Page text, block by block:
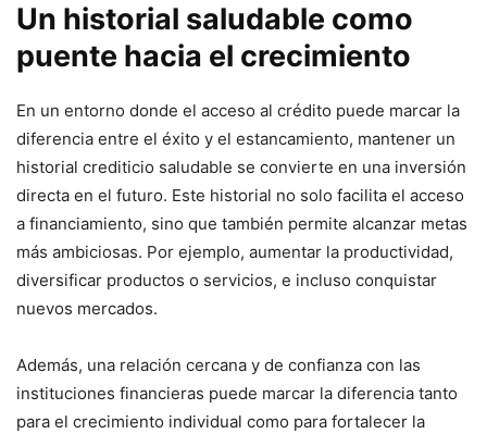
Un historial saludable como
puente hacia el crecimiento
En un entorno donde el acceso al crédito puede marcar la
diferencia entre el éxito y el estancamiento, mantener un
historial crediticio saludable se convierte en una inversión
directa en el futuro. Este historial no solo facilita el acceso
a financiamiento, sino que también permite alcanzar metas
más ambiciosas. Por ejemplo, aumentar la productividad,
diversificar productos o servicios, e incluso conquistar
nuevos mercados.
Además, una relación cercana y de confianza con las
instituciones financieras puede marcar la diferencia tanto
para el crecimiento individual como para fortalecer la